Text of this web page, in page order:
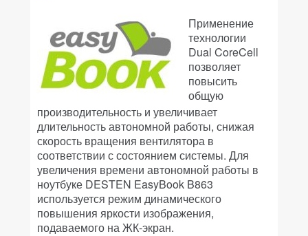
Применение
технологии
Dual CoreCell
позволяет
повысить
общую
производительность и увеличивает
длительность автономной работы, снижая
скорость вращения вентилятора в
соответствии с состоянием системы. Для
увеличения времени автономной работы в
ноутбуке DESTEN EasyBook B863
используется режим динамического
повышения яркости изображения,
подаваемого на ЖК-экран.